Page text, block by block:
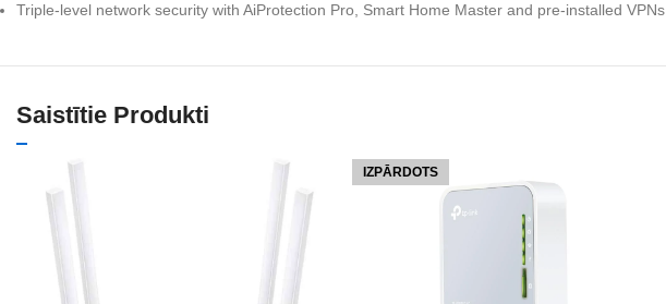
Triple-level network security with AiProtection Pro, Smart Home Master and pre-installed VPNs
Saistītie Produkti
IZPĀRDOTS